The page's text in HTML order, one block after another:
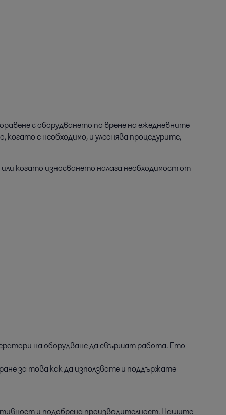
с оборудването по време на ежедневните
е необходимо, и улеснява процедурите,
или когато износването налага необходимост от
на оборудване да свършат работа. Ето
за това как да използвате и поддържате
и подобрена производителност. Нашите